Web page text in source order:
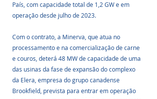
País, com capacidade total de 1,2 GW e em
operação desde julho de 2023.
Com o contrato, a Minerva, que atua no
processamento e na comercialização de carne
e couros, deterá 48 MW de capacidade de uma
das usinas da fase de expansão do complexo
da Elera, empresa do grupo canadense
Brookfield, prevista para entrar em operação